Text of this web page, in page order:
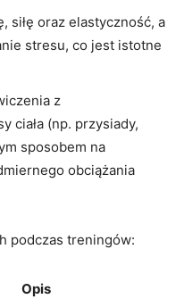
siłę oraz elastyczność, a
stresu, co jest istotne
z
ciała (np. przysiady,
sposobem na
obciążania
podczas treningów:
Opis